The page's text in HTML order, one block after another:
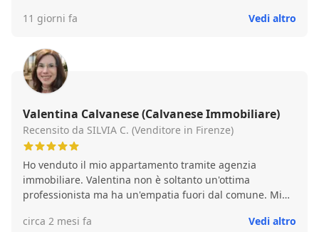
11 giorni fa
Vedi altro
Valentina Calvanese (Calvanese Immobiliare)
Recensito da SILVIA C. (Venditore in Firenze)
Ho venduto il mio appartamento tramite agenzia
immobiliare. Valentina non è soltanto un'ottima
professionista ma ha un'empatia fuori dal comune. Mi
competenze. Oltretutto è molto precisa a favore di
circa 2 mesi fa Vedi altro